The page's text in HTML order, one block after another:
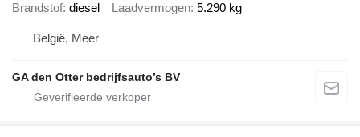
Brandstof diesel Laadvermogen 5.290 kg
België, Meer
GA den Otter bedrijfsauto’s BV